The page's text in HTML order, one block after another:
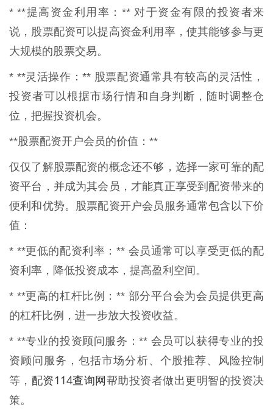
* **提高资金利用率：** 对于资金有限的投资者来
说，股票配资可以提高资金利用率，使其能够参与更
大规模的股票交易。
* **灵活操作：** 股票配资通常具有较高的灵活性，
投资者可以根据市场行情和自身判断，随时调整仓
位，把握投资机会。
**股票配资开户会员的价值：**
仅仅了解股票配资的概念还不够，选择一家可靠的配
资平台，并成为其会员，才能真正享受到配资带来的
便利和优势。股票配资开户会员服务通常包含以下价
值：
* **更低的配资利率：** 会员通常可以享受更低的配
资利率，降低投资成本，提高盈利空间。
* **更高的杠杆比例：** 部分平台会为会员提供更高
的杠杆比例，进一步放大投资收益。
* **专业的投资顾问服务：** 会员可以获得专业的投
资顾问服务，包括市场分析、个股推荐、风险控制
等， 配资114查询网帮助投资者做出更明智的投资决
策。